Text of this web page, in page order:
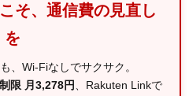
そ、通信費の見直し
を
、Wi-Fiなしでサクサク。
限 月3,278円 、Rakuten Linkで